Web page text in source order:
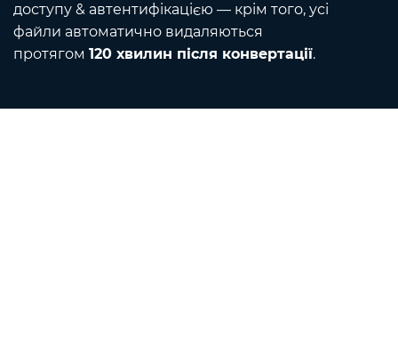
доступу & автентифікацією — крім того, усі
файли автоматично видаляються
протягом 120 хвилин після конвертації.